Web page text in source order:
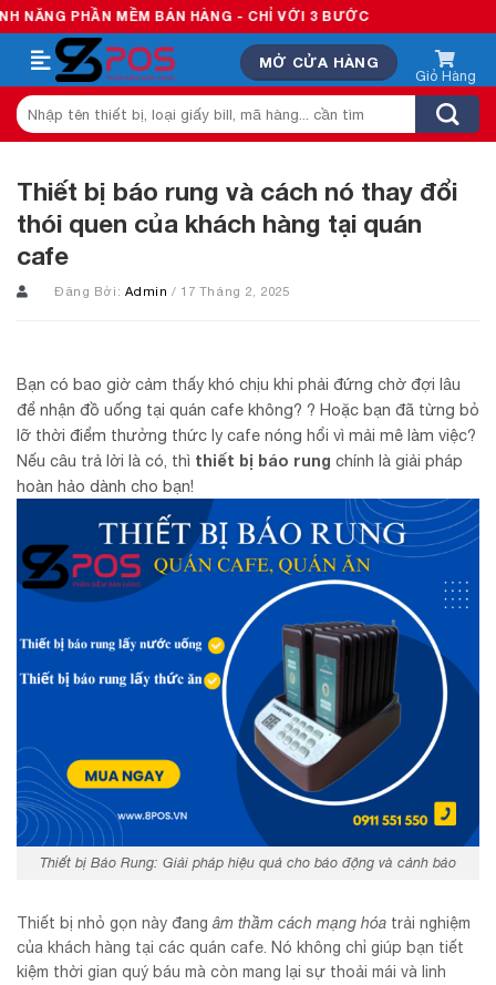
Skip
to
content
MỀM BÁN HÀNG - CHỈ VỚI 3 BƯỚC
MỞ CỬA HÀNG
Tìm
kiếm:
Thiết bị báo rung và cách nó thay đổi
thói quen của khách hàng tại quán
cafe
Đăng Bởi: Admin/ 17 Tháng 2, 2025
Bạn có bao giờ cảm thấy khó chịu khi phải đứng chờ đợi lâu
để nhận đồ uống tại quán cafe không? ? Hoặc bạn đã từng bỏ
lỡ thời điểm thưởng thức ly cafe nóng hổi vì mải mê làm việc?
Nếu câu trả lời là có, thì thiết bị báo rung chính là giải pháp
hoàn hảo dành cho bạn!
Thiết bị Báo Rung: Giải pháp hiệu quả cho báo động và cảnh báo
Thiết bị nhỏ gọn này đang âm thầm cách mạng hóa trải nghiệm
của khách hàng tại các quán cafe. Nó không chỉ giúp bạn tiết
kiệm thời gian quý báu mà còn mang lại sự thoải mái và linh